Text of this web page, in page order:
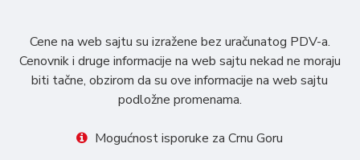
Cene na web sajtu su izražene bez uračunatog PDV-a.
Cenovnik i druge informacije na web sajtu nekad ne moraju
biti tačne, obzirom da su ove informacije na web sajtu
podložne promenama.
Mogućnost isporuke za Crnu Goru